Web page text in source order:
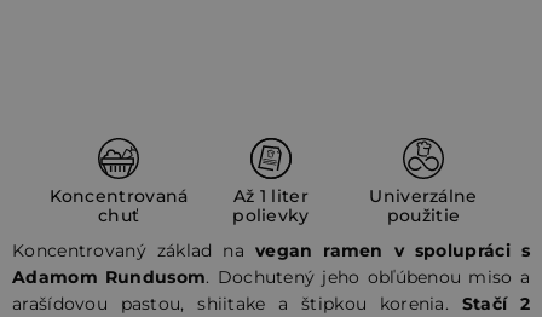
Koncentrovaná
chuť
Až 1 liter
polievky
Univerzálne
použitie
Koncentrovaný základ na vegan ramen v spolupráci s
Adamom Rundusom. Dochutený jeho obľúbenou miso a
arašídovou pastou, shiitake a štipkou korenia. Stačí 2